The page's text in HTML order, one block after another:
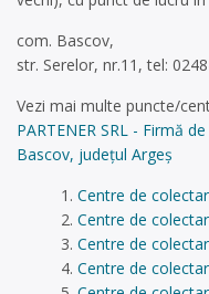
com. Bascov,
str. Serelor, nr.11, tel:
Vezi mai multe puncte/
PARTENER SRL - Firmă
Bascov, județul Argeș
Centre de
Centre de
Centre de
Centre de